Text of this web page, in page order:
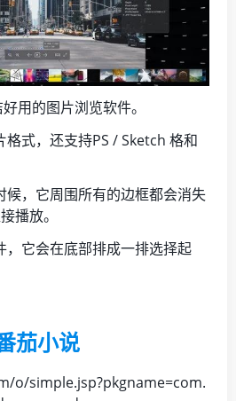
用的图片浏览软件。
格式，还支持PS / Sketch 格和
候，它周围所有的边框都会消失
播放。
，它会在底部排成一排选择起
茄小说
o/simple.jsp?pkgname=com.